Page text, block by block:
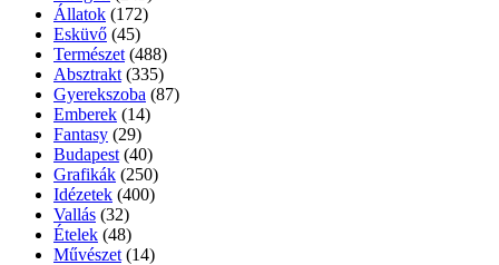
Állatok (172)
Esküvő (45)
Természet (488)
Absztrakt (335)
Gyerekszoba (87)
Emberek (14)
Fantasy (29)
Budapest (40)
Grafikák (250)
Idézetek (400)
Vallás (32)
Ételek (48)
Művészet (14)